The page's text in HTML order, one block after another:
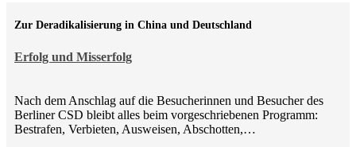
Erfolg und Misserfolg
Zur Deradikalisierung in China und Deutschland
Nach dem Anschlag auf die Besucherinnen und Besucher des
Berliner CSD bleibt alles beim vorgeschriebenen Programm:
Bestrafen, Verbieten, Ausweisen, Abschotten,…